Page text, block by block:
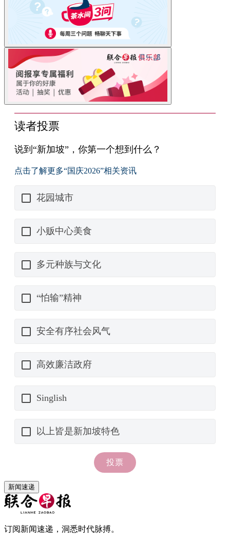
新闻速递
订阅新闻速递，洞悉时代脉搏。